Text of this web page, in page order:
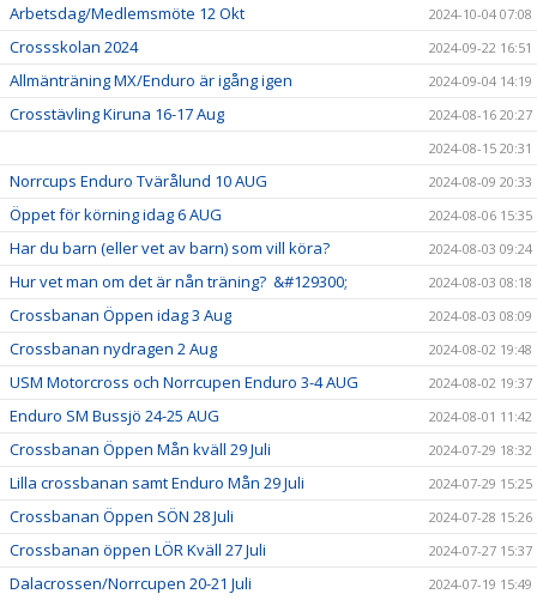
Arbetsdag/Medlemsmöte 12 Okt 2024-10-04 07:08
Crossskolan 2024 2024-09-22 16:51
Allmänträning MX/Enduro är igång igen 2024-09-04 14:19
Crosstävling Kiruna 16-17 Aug
2024-08-16 20:27
2024-08-15 20:31
Norrcups Enduro Tvärålund 10 AUG 2024-08-09 20:33
Öppet för körning idag 6 AUG 2024-08-06 15:35
Har du barn (eller vet av barn) som vill köra? 2024-08-03 09:24
Hur vet man om det är nån träning? &#129300; 2024-08-03 08:18
Crossbanan Öppen idag 3 Aug 2024-08-03 08:09
Crossbanan nydragen 2 Aug 2024-08-02 19:48
USM Motorcross och Norrcupen Enduro 3-4 AUG 2024-08-02 19:37
Enduro SM Bussjö 24-25 AUG 2024-08-01 11:42
Crossbanan Öppen Mån kväll 29 Juli 2024-07-29 18:32
Lilla crossbanan samt Enduro Mån 29 Juli 2024-07-29 15:25
Crossbanan Öppen SÖN 28 Juli 2024-07-28 15:26
Crossbanan öppen LÖR Kväll 27 Juli 2024-07-27 15:37
Dalacrossen/Norrcupen 20-21 Juli
2024-07-19 15:49